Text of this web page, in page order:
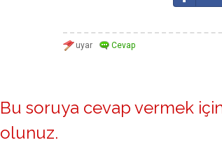
Bu soruya cevap vermek
olunuz.